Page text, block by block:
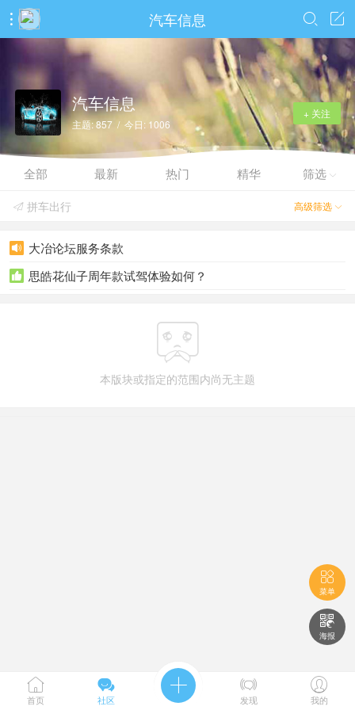
 汽车信息 

+ 关注
汽车信息
主题: 857 / 今日: 1006
全部 最新 热门 精华 筛选 
高级筛选 
 拼车出行
 大冶论坛服务条款
 思皓花仙子周年款试驾体验如何？

本版块或指定的范围内尚无主题

菜单

海报

首页

社区
 
发现

我的